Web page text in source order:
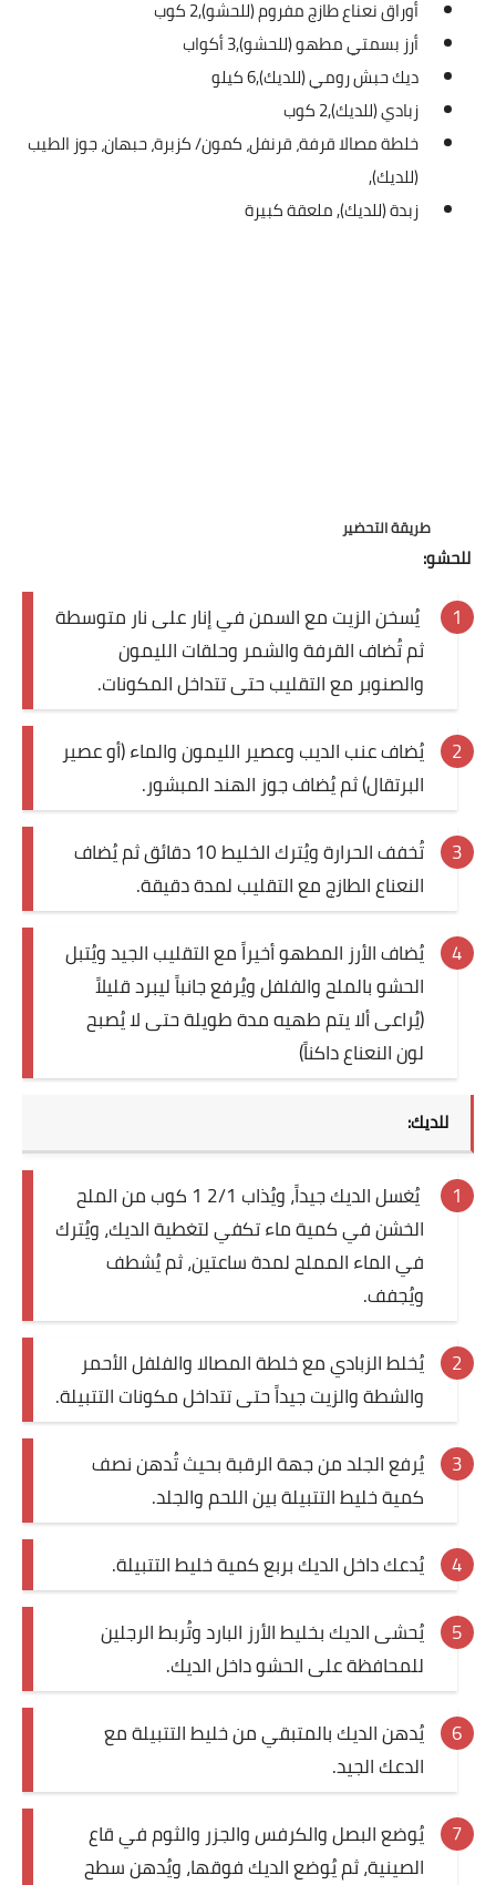
الطهاة العرب
مقالات
مسابقة المجلة
أوراق نعناع طازج مفروم (للحشو),2 كوب
أرز بسمتي مطهو (للحشو),3 أكواب
ديك حبش رومي (للديك),6 كيلو
زبادي (للديك),2 كوب
خلطة مصالا قرفة، قرنفل، كمون/ كزبرة، حبهان، جوز الطيب
(للديك),
زبدة (للديك),ملعقة كبيرة
طريقة التحضير
للحشو:
يُسخن الزيت مع السمن في إنار على نار متوسطة
ثم تُضاف القرفة والشمر وحلقات الليمون
والصنوبر مع التقليب حتى تتداخل المكونات.
يُضاف عنب الديب وعصير الليمون والماء (أو عصير
البرتقال) ثم يُضاف جوز الهند المبشور.
تُخفف الحرارة ويُترك الخليط 10 دقائق ثم يُضاف
النعناع الطازج مع التقليب لمدة دقيقة.
يُضاف الأرز المطهو أخيراً مع التقليب الجيد ويُتبل
الحشو بالملح والفلفل ويُرفع جانباً ليبرد قليلاً
(يُراعى ألا يتم طهيه مدة طويلة حتى لا يُصبح
لون النعناع داكناً(
للديك:
يُغسل الديك جيداً، ويُذاب 2/1 1 كوب من الملح
الخشن في كمية ماء تكفي لتغطية الديك، ويُترك
في الماء المملح لمدة ساعتين، ثم يُشطف
ويُجفف.
يُخلط الزبادي مع خلطة المصالا والفلفل الأحمر
والشطة والزيت جيداً حتى تتداخل مكونات التتبيلة.
يُرفع الجلد من جهة الرقبة بحيث تُدهن نصف
كمية خليط التتبيلة بين اللحم والجلد.
يُدعك داخل الديك بربع كمية خليط التتبيلة.
يُحشى الديك بخليط الأرز البارد وتُربط الرجلين
للمحافظة على الحشو داخل الديك.
يُدهن الديك بالمتبقي من خليط التتبيلة مع
الدعك الجيد.
يُوضع البصل والكرفس والجزر والثوم في قاع
الصينية، ثم يُوضع الديك فوقها، ويُدهن سطح